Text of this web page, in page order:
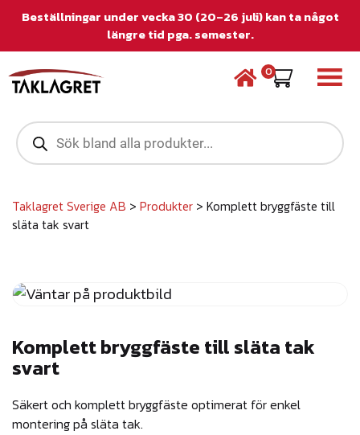
Beställningar under vecka 30 (20–26 juli) kan ta något
längre tid pga. semester.
0
P
r
o
c
t
s
a
r
Taklagret Sverige AB > Produkter > Komplett bryggfäste till
släta tak svart
Komplett bryggfäste till släta tak
svart
Säkert och komplett bryggfäste optimerat för enkel
montering på släta tak.